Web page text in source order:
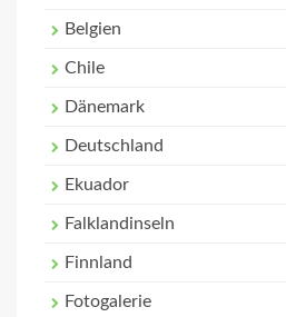
Belgien
Chile
Dänemark
Deutschland
Ekuador
Falklandinseln
Finnland
Fotogalerie